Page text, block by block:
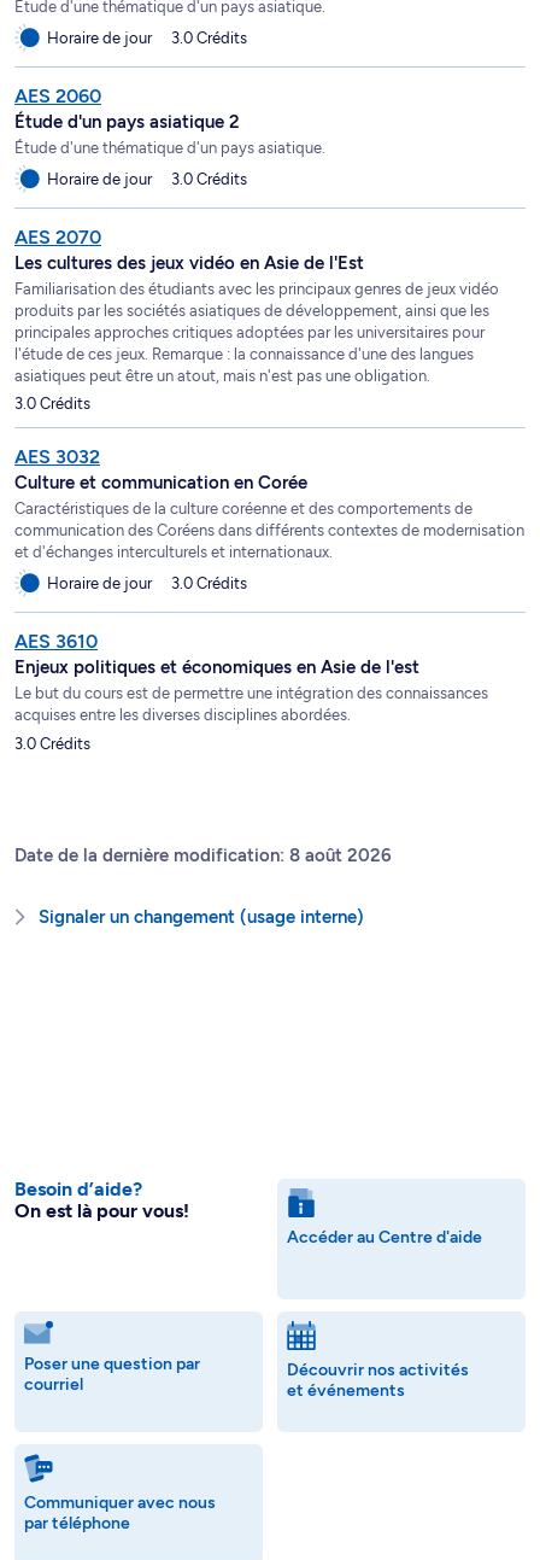
Étude d'une thématique d'un pays asiatique.
Horaire de jour
3.0 Crédits
AES 2060
Étude d'un pays asiatique 2
Étude d'une thématique d'un pays asiatique.
Horaire de jour
3.0 Crédits
AES 2070
Les cultures des jeux vidéo en Asie de l'Est
Familiarisation des étudiants avec les principaux genres de jeux vidéo
produits par les sociétés asiatiques de développement, ainsi que les
principales approches critiques adoptées par les universitaires pour
l'étude de ces jeux. Remarque : la connaissance d'une des langues
asiatiques peut être un atout, mais n'est pas une obligation.
3.0 Crédits
AES 3032
Culture et communication en Corée
Caractéristiques de la culture coréenne et des comportements de
communication des Coréens dans différents contextes de modernisation
et d'échanges interculturels et internationaux.
Horaire de jour
3.0 Crédits
AES 3610
Enjeux politiques et économiques en Asie de l'est
Le but du cours est de permettre une intégration des connaissances
acquises entre les diverses disciplines abordées.
3.0 Crédits
Date de la dernière modification: 8 août 2026
Signaler un changement (usage interne)
Besoin d’aide?
On est là pour vous!
Accéder au Centre d'aide
Poser une question par
courriel
Découvrir nos activités
et événements
Communiquer avec nous
par téléphone